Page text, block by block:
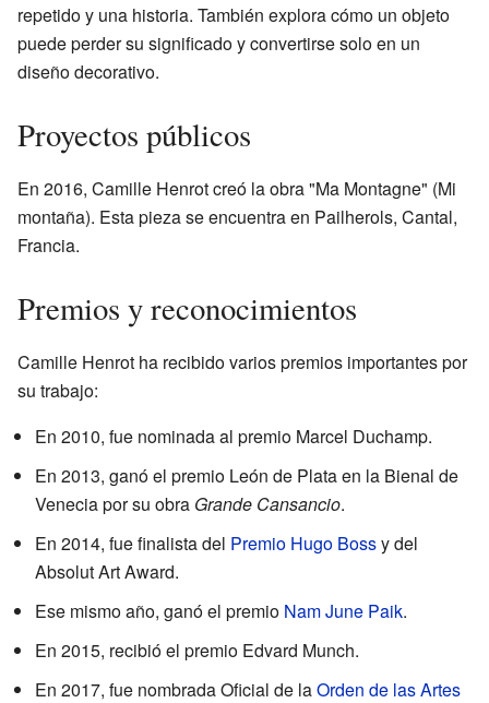
repetido y una historia. También explora cómo un objeto
puede perder su significado y convertirse solo en un
diseño decorativo.
Proyectos públicos
En 2016, Camille Henrot creó la obra "Ma Montagne" (Mi
montaña). Esta pieza se encuentra en Pailherols, Cantal,
Francia.
Premios y reconocimientos
Camille Henrot ha recibido varios premios importantes por
su trabajo:
En 2010, fue nominada al premio Marcel Duchamp.
En 2013, ganó el premio León de Plata en la Bienal de
Venecia por su obra Grande Cansancio.
En 2014, fue finalista del Premio Hugo Bossy del
Absolut Art Award.
Ese mismo año, ganó el premio Nam June Paik.
En 2015, recibió el premio Edvard Munch.
En 2017, fue nombrada Oficial de laOrden de las Artes